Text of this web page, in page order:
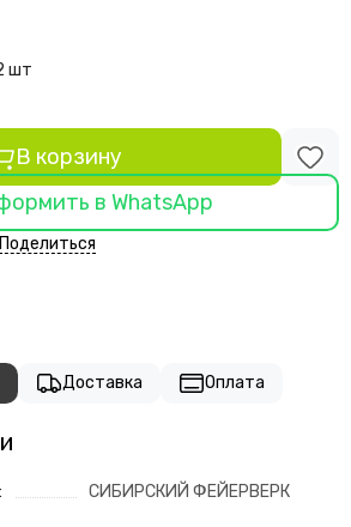
шт
В корзину
в WhatsApp
Поделиться
Доставка Оплата
СИБИРСКИЙ ФЕЙЕРВЕРК